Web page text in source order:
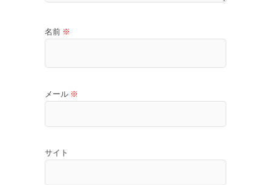
名前 ※
メール ※
サイト